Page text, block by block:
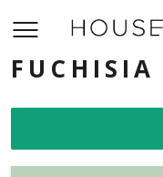
FUCHISIA